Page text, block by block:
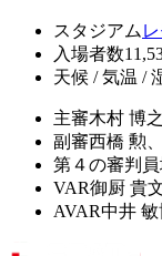
スタジアム
入場者数
天候 / 気温 /
主審木村 博之
副審西橋 勲
第４の審判員
VAR御厨 貴
AVAR中井 敏